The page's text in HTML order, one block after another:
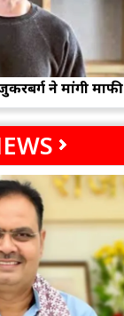
ने मांगी माफी